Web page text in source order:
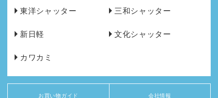
東洋シャッター 三和シャッター
新日軽 文化シャッター
カワカミ
お買い物ガイド 会社情報